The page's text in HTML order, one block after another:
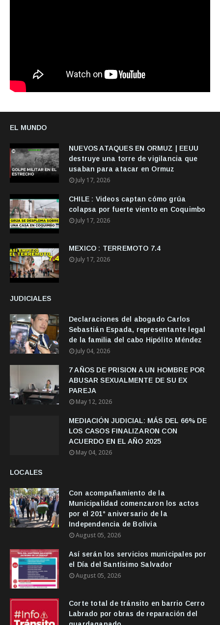
EL MUNDO
NUEVOS ATAQUES EN ORMUZ | EEUU
destruye una torre de vigilancia que
usaban para atacar en Ormuz
July 17, 2026
CHILE : Videos captan cómo grúa
colapsa por fuerte viento en Coquimbo
July 17, 2026
MEXICO : TERREMOTO 7.4
July 17, 2026
JUDICIALES
Declaraciones del abogado Carlos
Sebastián Espada, representante legal
de la familia del cabo Hipólito Méndez
July 04, 2026
7 AÑOS DE PRISION A UN HOMBRE POR
ABUSAR SEXUALMENTE DE SU EX
PAREJA
May 12, 2026
MEDIACIÓN JUDICIAL: MÁS DEL 66% DE
LOS CASOS FINALIZARON CON
ACUERDO EN EL AÑO 2025
May 04, 2026
LOCALES
Con acompañamiento de la
Municipalidad comenzaron los actos
por el 201° aniversario de la
Independencia de Bolivia
August 05, 2026
Así serán los servicios municipales por
el Día del Santísimo Salvador
August 05, 2026
Corte total de tránsito en barrio Cerro
Labrado por obras de reparación del